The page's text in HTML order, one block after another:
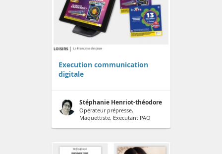
Execution communication
digitale
Stéphanie Henriot-théodore
Opérateur prépresse,
Maquettiste, Executant PAO